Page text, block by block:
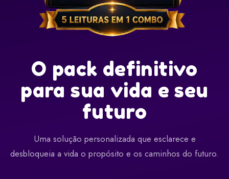
O pack definitivo
para sua vida e seu
futuro
Uma solução personalizada que esclarece e
desbloqueia a vida o propósito e os caminhos do futuro.